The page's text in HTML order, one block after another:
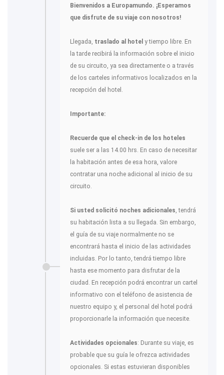
Bienvenidos a Europamundo. ¡Esperamos
que disfrute de su viaje con nosotros!
Llegada, traslado al hotel y tiempo libre. En
la tarde recibirá la información sobre el inicio
de su circuito, ya sea directamente o a través
de los carteles informativos localizados en la
recepción del hotel.
Importante:
Recuerde que el check-in de los hoteles
suele ser a las 14.00 hrs. En caso de necesitar
la habitación antes de esa hora, valore
contratar una noche adicional al inicio de su
circuito.
Si usted solicitó noches adicionales, tendrá
su habitación lista a su llegada. Sin embargo,
el guía de su viaje normalmente no se
encontrará hasta el inicio de las actividades
incluidas. Por lo tanto, tendrá tiempo libre
hasta ese momento para disfrutar de la
ciudad. En recepción podrá encontrar un cartel
informativo con el teléfono de asistencia de
nuestro equipo y, el personal del hotel podrá
proporcionarle la información que necesite.
Actividades opcionales: Durante su viaje, es
probable que su guía le ofrezca actividades
opcionales. Si estas estuvieran disponibles